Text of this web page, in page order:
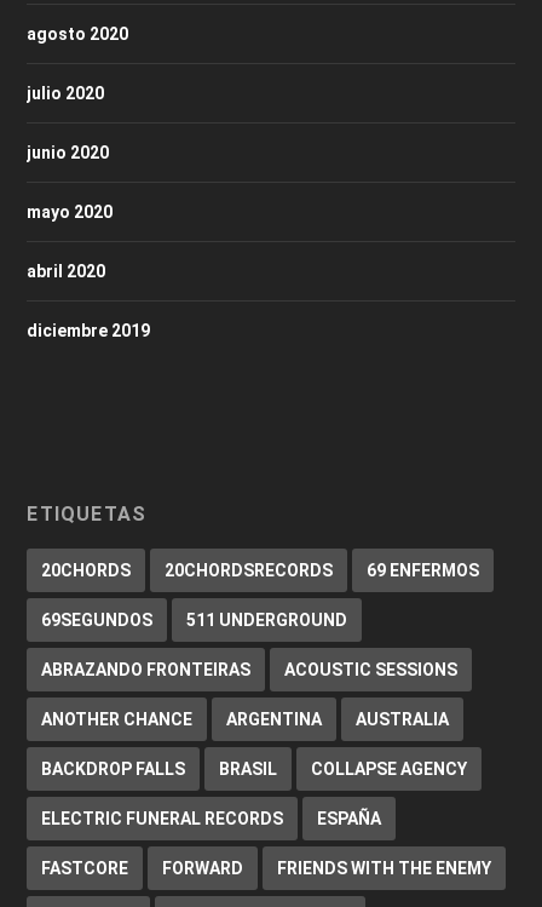
agosto 2020
julio 2020
junio 2020
mayo 2020
abril 2020
diciembre 2019
ETIQUETAS
20CHORDS 20CHORDSRECORDS 69 ENFERMOS
69SEGUNDOS 511 UNDERGROUND
ABRAZANDO FRONTEIRAS ACOUSTIC SESSIONS
ANOTHER CHANCE ARGENTINA AUSTRALIA
BACKDROP FALLS BRASIL COLLAPSE AGENCY
ELECTRIC FUNERAL RECORDS ESPAÑA
FASTCORE FORWARD FRIENDS WITH THE ENEMY